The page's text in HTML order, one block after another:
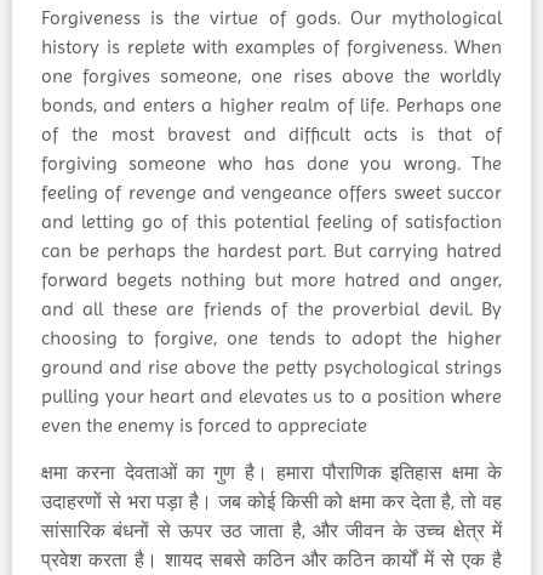
Forgiveness is the virtue of gods. Our mythological
history is replete with examples of forgiveness. When
one forgives someone, one rises above the worldly
bonds, and enters a higher realm of life. Perhaps one
of the most bravest and difficult acts is that of
forgiving someone who has done you wrong. The
feeling of revenge and vengeance offers sweet succor
and letting go of this potential feeling of satisfaction
can be perhaps the hardest part. But carrying hatred
forward begets nothing but more hatred and anger,
and all these are friends of the proverbial devil. By
choosing to forgive, one tends to adopt the higher
ground and rise above the petty psychological strings
pulling your heart and elevates us to a position where
even the enemy is forced to appreciate
क्षमा करना देवताओं का गुण है। हमारा पौराणिक इतिहास क्षमा के
उदाहरणों से भरा पड़ा है। जब कोई किसी को क्षमा कर देता है, तो वह
सांसारिक बंधनों से ऊपर उठ जाता है, और जीवन के उच्च क्षेत्र में
प्रवेश करता है। शायद सबसे कठिन और कठिन कार्यों में से एक है